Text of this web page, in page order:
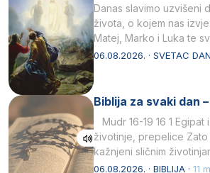
Danas slavimo uzvišeni
života, o kojem nas
Matej, Marko i Luka te
drugoj…
06.08.2026. · SVETAC
Biblija za svaki dan
Mudr 16-19 16 1 Egipat
životinje, prepelice
kažnjeni sličnim
kukaca.2 A narod…
06.08.2026. · BIBLIJA · 11